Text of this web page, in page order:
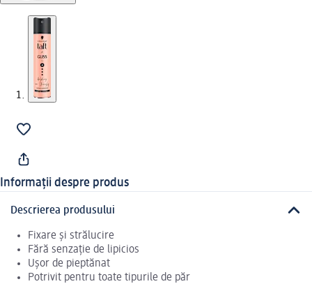
Informații despre produs
Descrierea produsului
Fixare și strălucire
Fără senzație de lipicios
Ușor de pieptănat
Potrivit pentru toate tipurile de păr